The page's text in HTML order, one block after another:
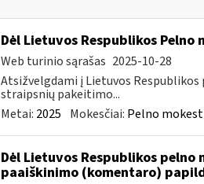
Dėl Lietuvos Respublikos
Web turinio sąrašas 2025-10-28
Atsižvelgdami į Lietuvos Respublikos
straipsnių pakeitimo...
Metai: 2025 Mokesčiai: Pelno
Dėl Lietuvos Respublikos
paaiškinimo (komentaro)